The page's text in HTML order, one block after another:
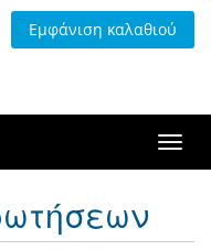
Εμφάνιση καλαθιού